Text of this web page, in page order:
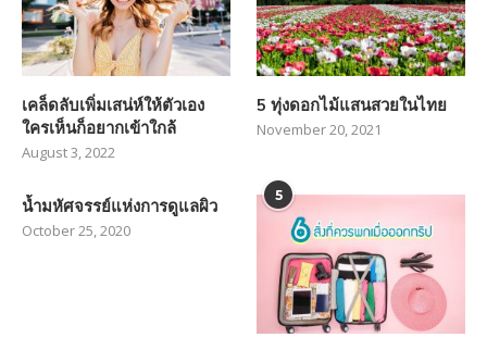
เคล็ดลับเพิ่มเสน่ห์ให้ตัวเอง
ใครเห็นก็อยากเข้าใกล้
August 3, 2022
5 ทุ่งดอกไม้แสนสวยในไทย
November 20, 2021
น้ำมหัศจรรย์แห่งการดูแลผิว
October 25, 2020
5